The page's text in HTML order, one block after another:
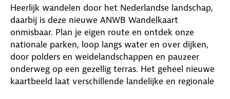
Heerlijk wandelen door het Nederlandse landschap,
daarbij is deze nieuwe ANWB Wandelkaart
onmisbaar. Plan je eigen route en ontdek onze
nationale parken, loop langs water en over dijken,
door polders en weidelandschappen en pauzeer
onderweg op een gezellig terras. Het geheel nieuwe
kaartbeeld laat verschillende landelijke en regionale